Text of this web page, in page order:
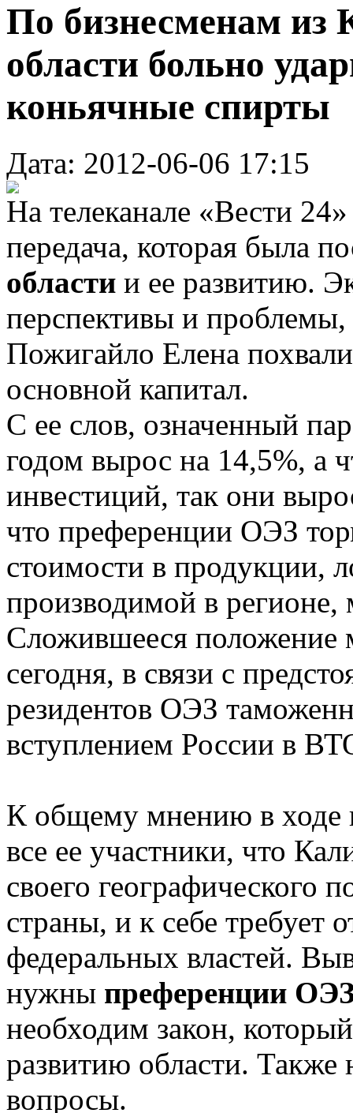
По бизнесменам из
области больно
коньячные спирты
Дата: 2012-06-06 17:15
На телеканале «Вести
передача, которая была
области и ее развитию.
перспективы и
Пожигайло Елена
основной капитал.
С ее слов, означенный
годом вырос на 14,5%, а
инвестиций, так они
что преференции ОЭЗ
стоимости в продукции,
производимой в регионе,
Сложившееся положение
сегодня, в связи с
резидентов ОЭЗ
вступлением России в
К общему мнению в ходе
все ее участники, что
своего географического
страны, и к себе требует
федеральных властей.
нужны преференции
необходим закон,
развитию области.
вопросы.